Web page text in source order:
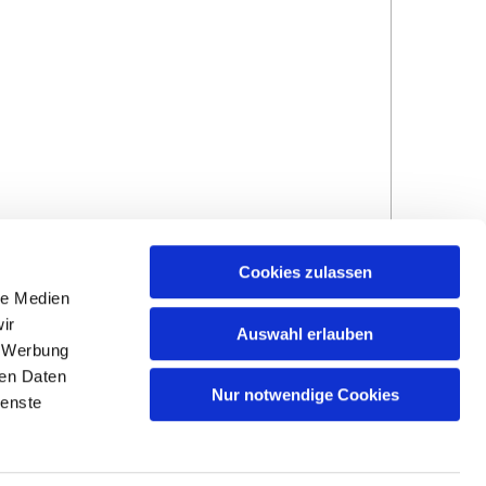
Medien
Daten
Cookies zulassen
Auswahl erlauben
Nur notwendige Cookies
Impressum und